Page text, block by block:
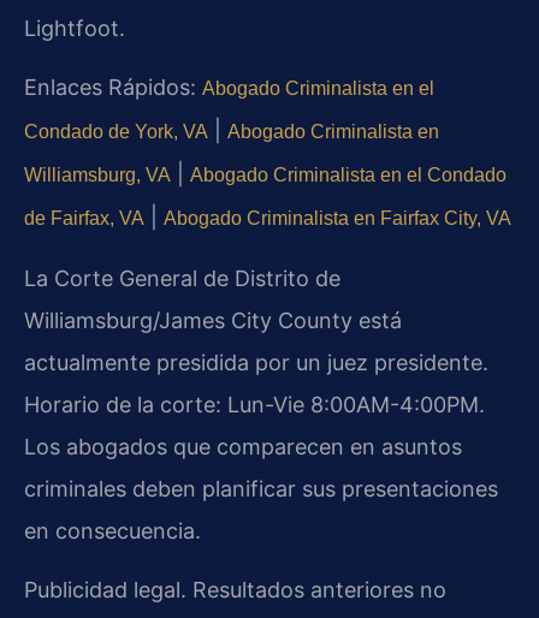
Lightfoot.
Enlaces Rápidos: Abogado Criminalista en el
Condado de York, VA Abogado Criminalista en
Williamsburg, VA Abogado Criminalista en el Condado
de Fairfax, VA Abogado Criminalista en Fairfax City, VA
La Corte General de Distrito de
Williamsburg/James City County está
actualmente presidida por un juez presidente.
Horario de la corte: Lun-Vie 8:00AM-4:00PM.
Los abogados que comparecen en asuntos
criminales deben planificar sus presentaciones
en consecuencia.
Publicidad legal. Resultados anteriores no